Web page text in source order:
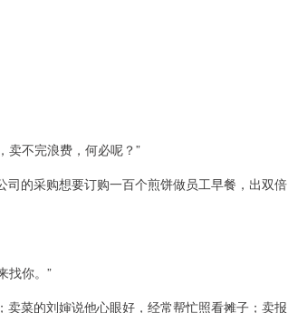
卖不完浪费，何必呢？”
的采购想要订购一百个煎饼做员工早餐，出双倍
找你。”
菜的刘婶说他心眼好，经常帮忙照看摊子；卖报